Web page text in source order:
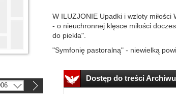
W ILUZJONIE Upadki i wzloty
- o nieuchronnej klęsce miłości
do piekła".
"Symfonię pastoralną" - niewielką
Dostęp do treści